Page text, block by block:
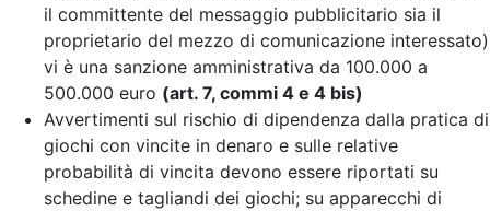
il committente del messaggio pubblicitario sia il
proprietario del mezzo di comunicazione interessato)
vi è una sanzione amministrativa da 100.000 a
500.000 euro (art. 7, commi 4 e 4 bis)
Avvertimenti sul rischio di dipendenza dalla pratica di
giochi con vincite in denaro e sulle relative
probabilità di vincita devono essere riportati su
schedine e tagliandi dei giochi; su apparecchi di